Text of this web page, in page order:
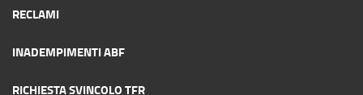
RECLAMI
INADEMPIMENTI ABF
RICHIESTA SVINCOLO TFR